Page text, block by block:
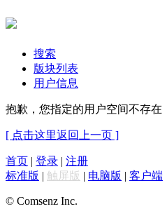
搜索
版块列表
用户信息
抱歉，您指定的用户空间不存在
[ 点击这里返回上一页 ]
首页 | 登录 | 注册
标准版 | 触屏版 | 电脑版 | 客户端
© Comsenz Inc.